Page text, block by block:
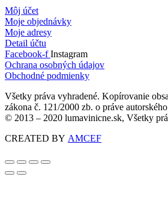
Môj účet
Moje objednávky
Moje adresy
Detail účtu
Facebook-f Instagram
Ochrana osobných údajov
Obchodné podmienky
Všetky práva vyhradené. Kopírovanie
zákona č. 121/2000 zb. o práve
© 2013 – 2020 lumavinicne.sk, Všetky
CREATED BY AMCEF